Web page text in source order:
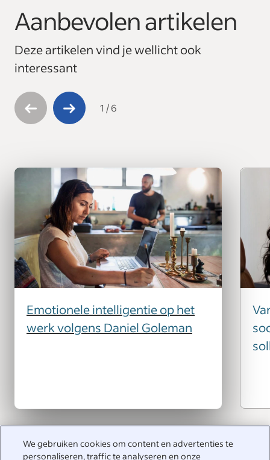
We gebruiken cookies om content en advertenties te
personaliseren, traffic te analyseren en onze
This is a carousel with 6 slides. Use arrow keys to
Aanbevolen artikelen
Deze artikelen vind je wellicht ook
interessant
1 /6
Emotionele intelligentie op het
werk volgens Daniel Goleman